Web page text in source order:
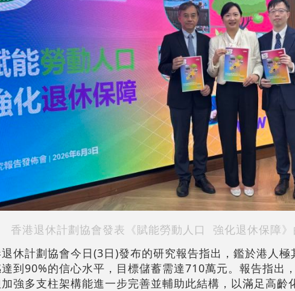
香港退休計劃協會發表《賦能勞動人口 強化退休保障》
休計劃協會今日(3日)發布的研究報告指出，鑑於港人
到90%的信心水平，目標儲蓄需達710萬元。報告指出
強多支柱架構能進一步完善並輔助此結構，以滿足高齡